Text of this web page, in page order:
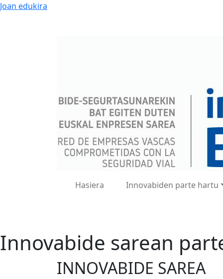
Joan edukira
Hasiera Innovabiden parte hartu
Innovabide sarean
INNOVABIDE SAREA